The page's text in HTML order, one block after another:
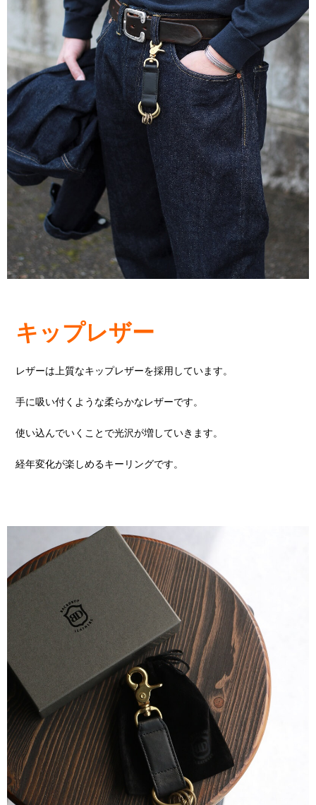
キップレザー
レザーは上質なキップレザーを採用しています。
手に吸い付くような柔らかなレザーです。
使い込んでいくことで光沢が増していきます。
経年変化が楽しめるキーリングです。